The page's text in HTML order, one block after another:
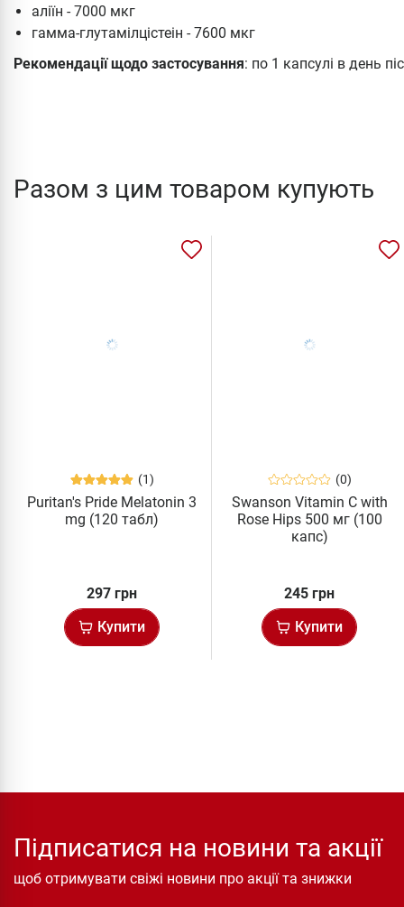
аліїн - 7000 мкг
гамма-глутамілцістеін - 7600 мкг
Рекомендації щодо застосування: по 1 капсулі в день
Разом з цим товаром купують
(1)
Puritan's Pride Melatonin 3
mg (120 табл)
297 грн
Купити
(0)
Swanson Vitamin C with
Rose Hips 500 мг (100
капс)
245 грн
Купити
Підписатися на новини та акції
щоб отримувати свіжі новини про акції та знижки